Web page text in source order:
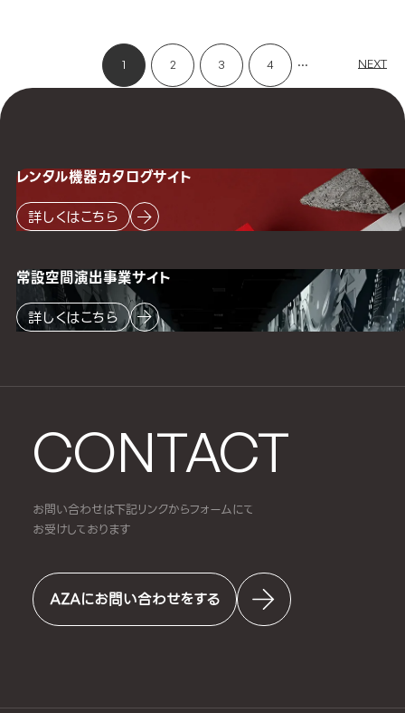
1 2 3 4 ... NEXT
CONTACT
お問い合わせは下記リンクからフォームにて
お受けしております
AZAにお問い合わせをする
レンタル機器カタログサイト
詳しくはこちら
常設空間演出事業サイト
詳しくはこちら